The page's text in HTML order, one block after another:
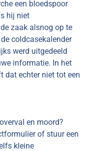
een bloedspoor
hij niet
zaak alsnog op te
coldcasekalender
werd uitgedeeld
informatie. In het
dat echter niet tot een
en moord?
of stuur een
kleine